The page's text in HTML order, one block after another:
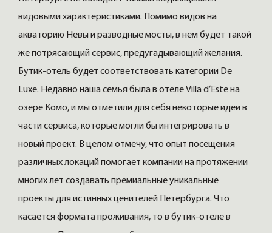
видовыми характеристиками. Помимо видов на
акваторию Невы и разводные мосты, в нем будет такой
же потрясающий сервис, предугадывающий желания.
Бутик-отель будет соответствовать категории De
Luxe. Недавно наша семья была в отеле Villa d’Este на
озере Комо, и мы отметили для себя некоторые идеи в
части сервиса, которые могли бы интегрировать в
новый проект. В целом отмечу, что опыт посещения
различных локаций помогает компании на протяжении
многих лет создавать премиальные уникальные
проекты для истинных ценителей Петербурга. Что
касается формата проживания, то в бутик-отеле в